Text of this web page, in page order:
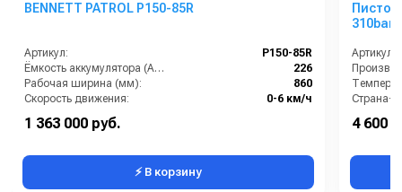
BENNETT PATROL P150-85R
Артикул:
P150-85R
Ёмкость аккумулятора (Ач):
226
Рабочая ширина (мм):
860
Скорость движения:
0-6 км/ч
Уровень шума (дБ):
1 363 000 руб.
⚡ В корзину
310bar,
Артикул:
Страна-
4 600